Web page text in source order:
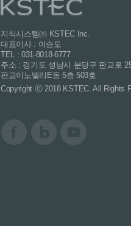
지식시스템㈜ KSTEC Inc.
대표이사 : 이승도
TEL : 031-8018-6777
주소 : 경기도 성남시 분당구 판교로
판교이노밸리E동 5층 503호
Copyright ⓒ 2018 KSTEC. All Rights